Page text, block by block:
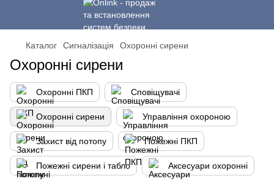
Каталог Сигналізація Охоронні сирени
Охоронні сирени
Охоронні ПКП Сповіщувачі
Охоронні сирени Управління охороною
Захист від потопу Пожежні ПКП
Пожежні сирени і табло Аксесуари охоронні